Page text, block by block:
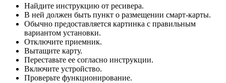
Найдите инструкцию от ресивера.
В ней должен быть пункт о размещении смарт-карты.
Обычно предоставляется картинка с правильным
вариантом установки.
Отключите приемник.
Вытащите карту.
Переставьте ее согласно инструкции.
Включите устройство.
Проверьте функционирование.